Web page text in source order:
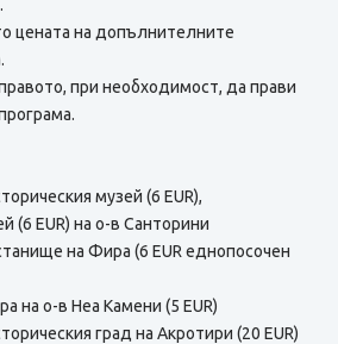
цената на допълнителните
при необходимост, да прави
музей (6 EUR),
(6 EUR) на о-в Санторини
на Фира (6 EUR еднопосочен
на о-в Неа Камени (5 EUR)
град на Акротири (20 EUR)